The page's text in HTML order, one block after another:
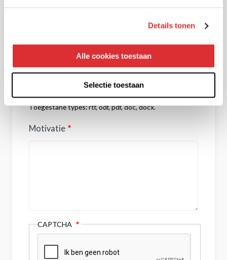
Details tonen
Alle cookies toestaan
Selectie toestaan
CV
Slechts één bestand.
2 MB limiet.
Toegestane types: rtf, odf, pdf, doc, docx.
Motivatie
CAPTCHA